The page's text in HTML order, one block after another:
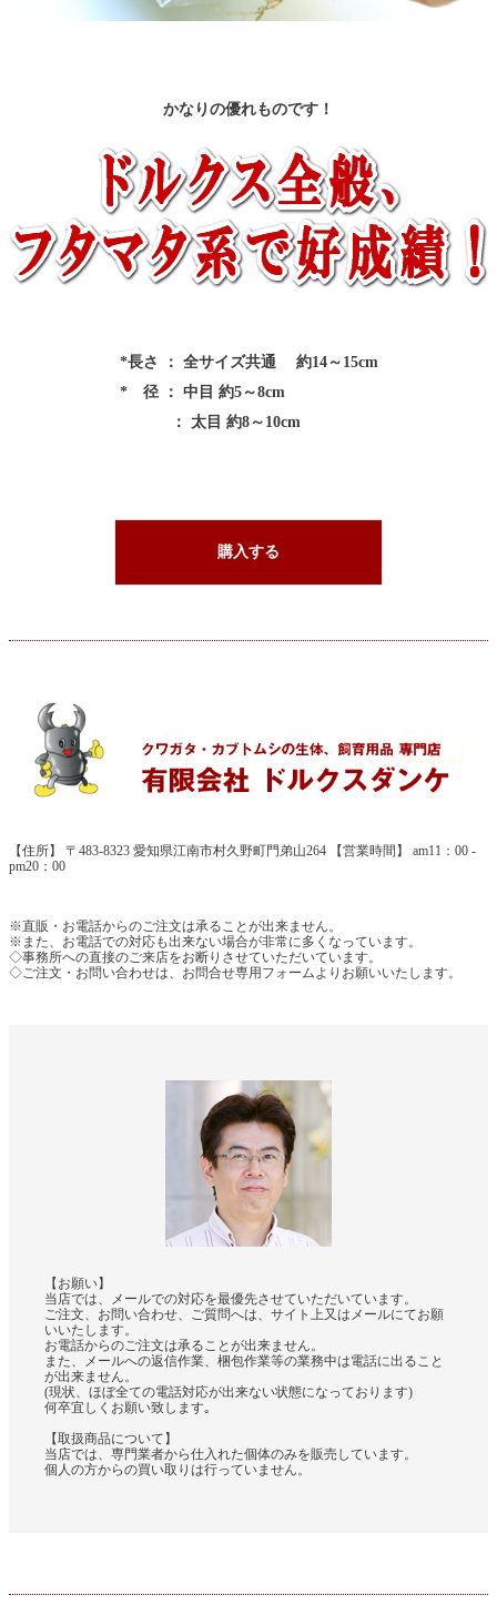
かなりの優れものです！
*長さ ： 全サイズ共通
約14～15cm
* 径
： 中目 約5～8cm
： 太目 約8～10cm
購入する
【住所】 〒483-8323 愛知県江南市村久野町門弟山264 【営業時間】 am11：00 -
pm20：00
※直販・お電話からのご注文は承ることが出来ません。
※また、お電話での対応も出来ない場合が非常に多くなっています。
◇事務所への直接のご来店をお断りさせていただいています。
◇ご注文・お問い合わせは、お問合せ専用フォームよりお願いいたします。
【お願い】
当店では、メールでの対応を最優先させていただいています。
ご注文、お問い合わせ、ご質問へは、サイト上又はメールにてお願
いいたします。
お電話からのご注文は承ることが出来ません。
また、メールへの返信作業、梱包作業等の業務中は電話に出ること
が出来ません。
(現状、ほぼ全ての電話対応が出来ない状態になっております)
何卒宜しくお願い致します｡
【取扱商品について】
当店では、専門業者から仕入れた個体のみを販売しています。
個人の方からの買い取りは行っていません。